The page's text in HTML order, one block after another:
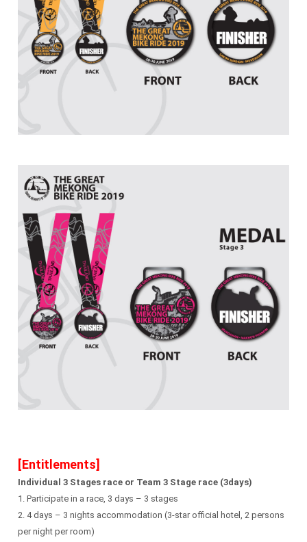
[Entitlements]
Individual 3 Stages race or Team 3 Stage race (3days)
1. Participate in a race, 3 days – 3 stages
2. 4 days – 3 nights accommodation (3-star official hotel, 2 persons
per night per room)